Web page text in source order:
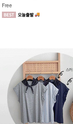
Free